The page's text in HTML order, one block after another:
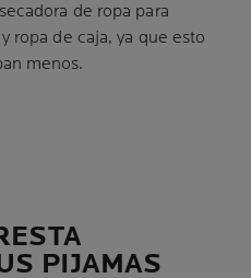
de ropa para
ropa de caja, ya que esto
menos.
PIJAMAS